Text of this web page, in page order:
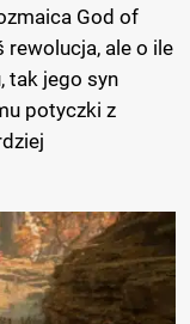
God of
rewolucja, ale o ile
tak jego syn
potyczki z